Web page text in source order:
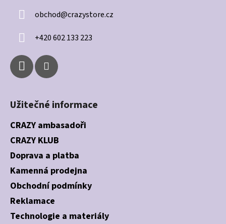
obchod@crazystore.cz
+420 602 133 223
Užitečné informace
CRAZY ambasadoři
CRAZY KLUB
Doprava a platba
Kamenná prodejna
Obchodní podmínky
Reklamace
Technologie a materiály